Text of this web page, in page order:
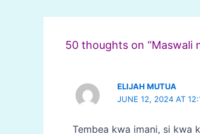
navigation
50 thoughts on “Maswali
ELIJAH MUTUA
JUNE 12, 2024 AT
Tembea kwa imani, si kwa